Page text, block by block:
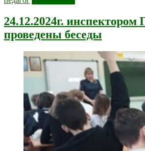
24.12.2024г.
проведены беседы